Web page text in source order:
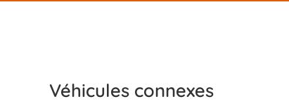
Véhicules connexes